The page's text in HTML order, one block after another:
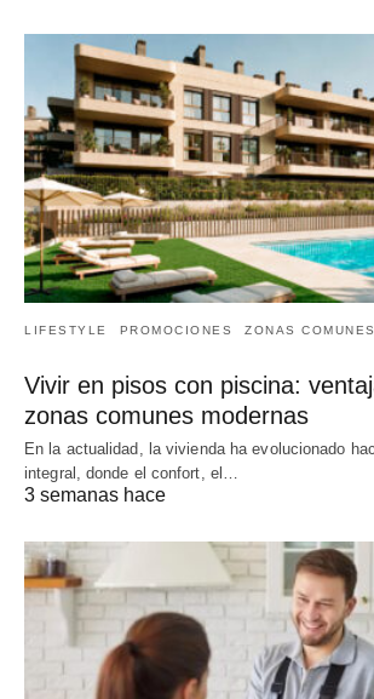
LIFESTYLE PROMOCIONES ZONAS COMUNES
Vivir en pisos con piscina:
zonas comunes modernas
En la actualidad, la vivienda ha evolucionado
integral, donde el confort, el…
3 semanas hace